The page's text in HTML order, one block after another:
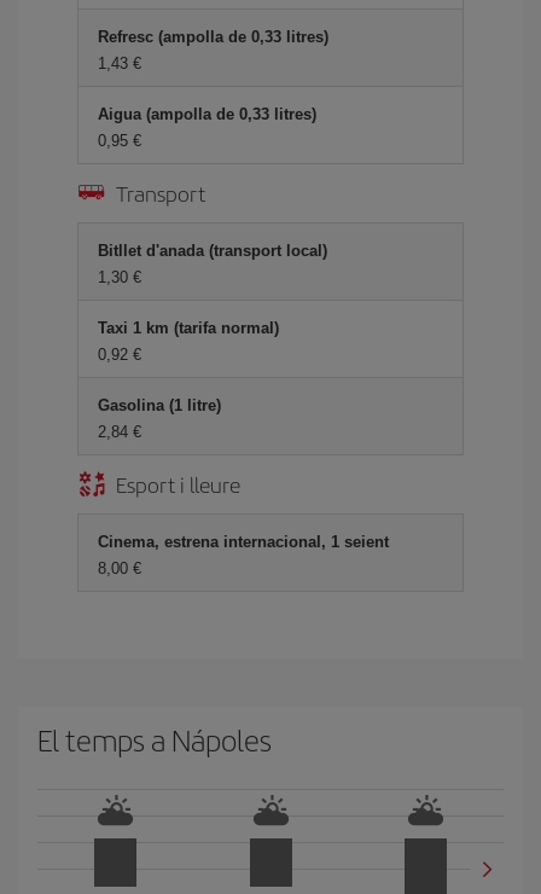
Refresc (ampolla de 0,33 litres)
1,43
Aigua (ampolla de 0,33 litres)
0,95
Transport
Bitllet d'anada (transport local)
1,30
Taxi 1 km (tarifa normal)
0,92
Gasolina (1 litre)
2,84
Esport i lleure
Cinema, estrena internacional, 1 seient
8,00
El temps a Nápoles